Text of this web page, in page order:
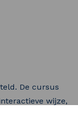
De cursus
wijze,